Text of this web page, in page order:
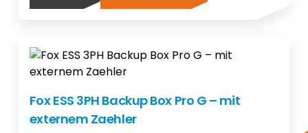
Fox ESS 3PH Backup Box Pro G – mit
externem Zaehler